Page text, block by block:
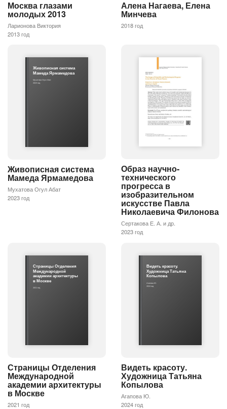
Москва глазами
молодых 2013
Ларионова Виктория
2013 год
Алена Нагаева, Елена
Минчева
2018 год
Живописная система
Мамеда Ярмамедова
Мухатова Огул Абат
2023 год
Живописная система
Мамеда Ярмамедова
Мухатова Огул Абат
2023 год
Образ научно-
технического
прогресса в
изобразительном
искусстве Павла
Николаевича Филонова
Сертакова Е. А. и др.
2023 год
Страницы Отделения
Международной
академии архитектуры
в Москве
2021 год
Страницы Отделения
Международной
академии архитектуры
в Москве
2021 год
Видеть красоту.
Художница Татьяна
Копылова
Агапова Ю.
2024 год
Видеть красоту.
Художница Татьяна
Копылова
Агапова Ю.
2024 год